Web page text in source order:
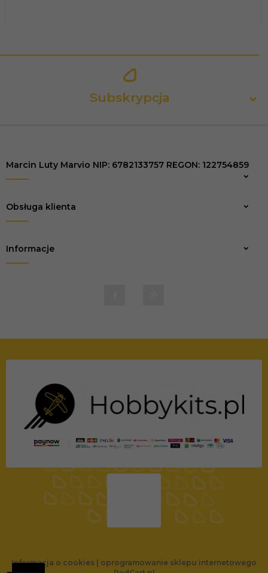
Subskrypcja
Marcin Luty Marvio NIP: 6782133757 REGON: 122754859
biuro@marvio-rc.pl
Obsługa klienta
Informacje
Informacja o cookies | oprogramowanie sklepu internetowego